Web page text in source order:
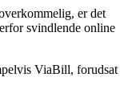
er det
svindlende online
ViaBill, forudsat